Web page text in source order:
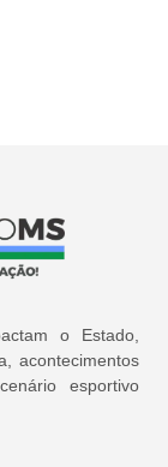
o Estado,
acontecimentos
esportivo